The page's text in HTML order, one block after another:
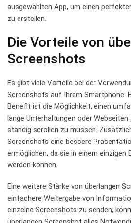
ausgewählten App, um einen
zu erstellen.
Die ⁤Vorteile von⁤
Screenshots
Es gibt viele​ Vorteile bei der⁤
Screenshots auf Ihrem Smartphone.
Benefit ist die Möglichkeit,‍ einen⁤
lange ‍Unterhaltungen ​oder Webseiten
‍ständig scrollen zu müssen.
Screenshots ​eine⁤ bessere
ermöglichen, ⁣da sie in einem
⁤werden können.
Eine⁢ weitere⁣ Stärke ‌von überlangen
⁢einfachere Weitergabe von
⁤einzelne Screenshots zu senden,⁣